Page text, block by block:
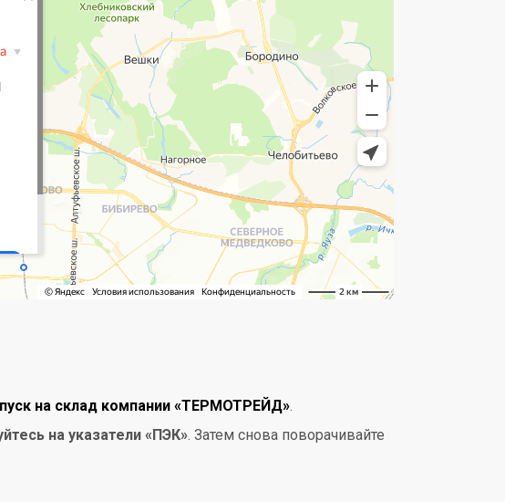
на склад компании «ТЕРМОТРЕЙД»
на указатели «ПЭК» . Затем снова поворачивайте